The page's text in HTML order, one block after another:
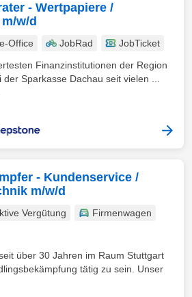
- Wertpapiere /
w/d
Office JobRad
JobTicket
Finanzinstitutionen der Region
Sparkasse Dachau seit vielen ...
- Kundenservice /
m/w/d
Vergütung
Firmenwagen
über 30 Jahren im Raum Stuttgart
tätig zu sein. Unser